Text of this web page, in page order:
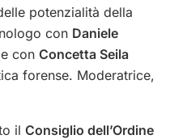
potenzialità della
con Daniele
con Concetta Seila
forense. Moderatrice,
il Consiglio dell’Ordine